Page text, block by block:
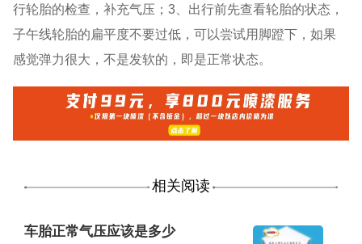
行轮胎的检查，补充气压；3、出行前先查看轮胎的状态，
子午线轮胎的扁平度不要过低，可以尝试用脚蹬下，如果
感觉弹力很大，不是发软的，即是正常状态。
相关阅读
车胎正常气压应该是多少